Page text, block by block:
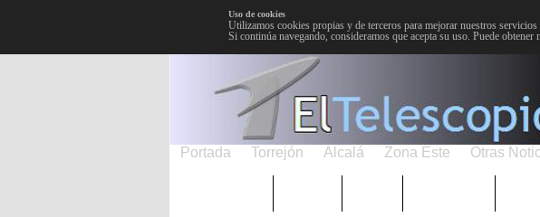
Uso de cookies
Utilizamos cookies propias y de terceros para mejorar nuestros
Si continúa navegando, consideramos que acepta su uso. Puede
Portada Torrejón Alcalá Zona Este Otras